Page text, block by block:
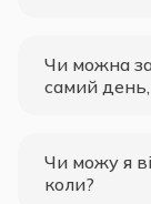
Чи можна
самий
Чи можу я
коли?